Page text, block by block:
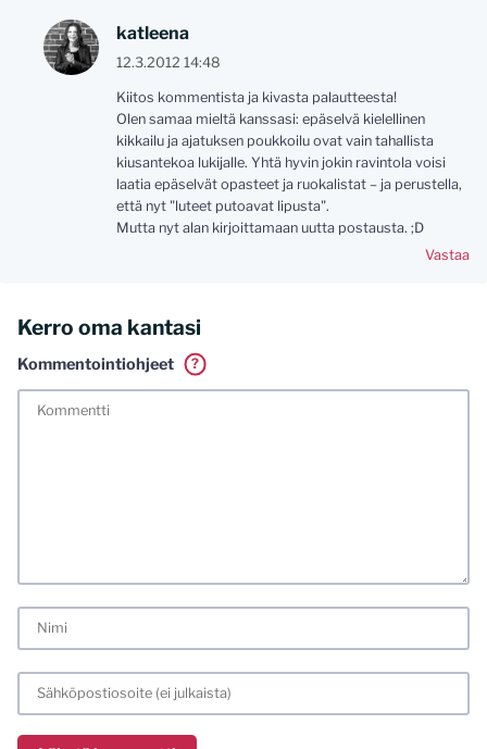
katleena
12.3.2012 14:48
Kiitos kommentista ja kivasta palautteesta!
Olen samaa mieltä kanssasi: epäselvä kielellinen
kikkailu ja ajatuksen poukkoilu ovat vain tahallista
kiusantekoa lukijalle. Yhtä hyvin jokin ravintola voisi
laatia epäselvät opasteet ja ruokalistat – ja perustella,
että nyt "luteet putoavat lipusta".
Mutta nyt alan kirjoittamaan uutta postausta. ;D
Vastaa
Kerro oma kantasi
Kommentointiohjeet
?
meiliosoitteen. Minua ja mielipiteitäni saa ilman muuta